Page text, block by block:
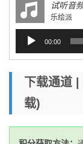
试听音
乐绘派
播
00:00
下载通道 |
载)